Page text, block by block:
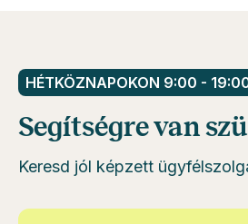
HÉTKÖZNAPOKON 9:00 -
Segítségre van
Keresd jól képzett